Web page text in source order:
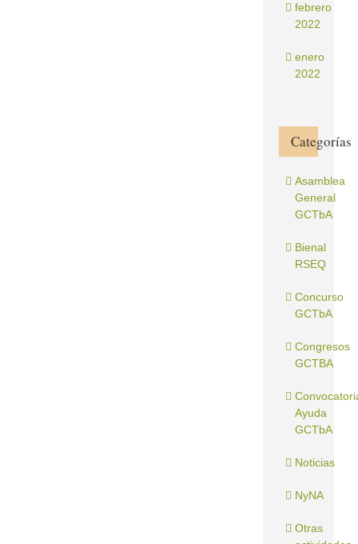
febrero
2022
enero
2022
Categorías
Asamblea
General
GCTbA
Bienal
RSEQ
Concurso
GCTbA
Congresos
GCTBA
Ayuda
GCTbA
Noticias
NyNA
Otras